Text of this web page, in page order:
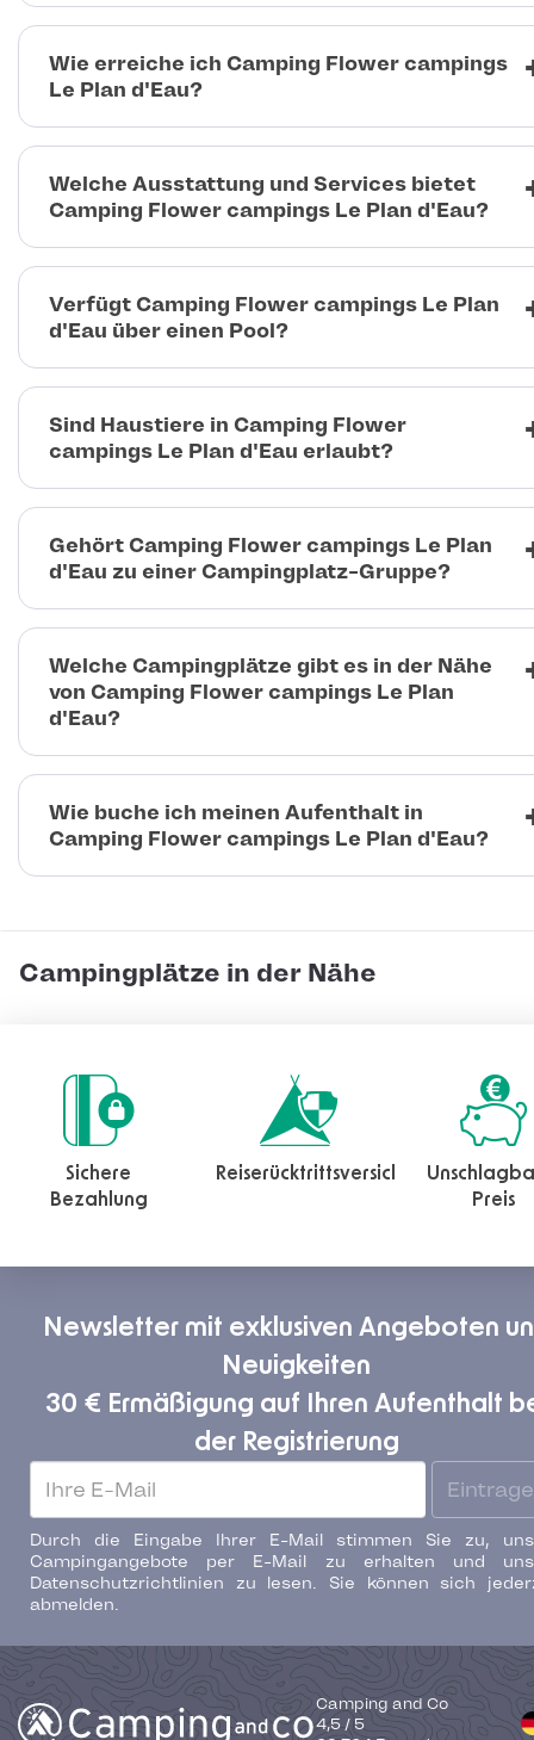
Wie erreiche ich Camping Flower campings
Le Plan d'Eau?
Welche Ausstattung und Services bietet
Camping Flower campings Le Plan d'Eau?
Verfügt Camping Flower campings Le Plan
d'Eau über einen Pool?
Sind Haustiere in Camping Flower
campings Le Plan d'Eau erlaubt?
Gehört Camping Flower campings Le Plan
d'Eau zu einer Campingplatz-Gruppe?
Welche Campingplätze gibt es in der Nähe
von Camping Flower campings Le Plan
d'Eau?
Wie buche ich meinen Aufenthalt in
Camping Flower campings Le Plan d'Eau?
Campingplätze in der Nähe
Sichere
Bezahlung
Reiserücktrittsversicherung
Preis
Newsletter mit exklusiven Angeboten
Neuigkeiten
30 € Ermäßigung auf Ihren Aufenthalt
der Registrierung
Durch die Eingabe Ihrer E-Mail stimmen Sie zu,
Campingangebote per E-Mail zu erhalten und
Datenschutzrichtlinien zu lesen. Sie können sich
abmelden.
Camping and Co
4,5 / 5